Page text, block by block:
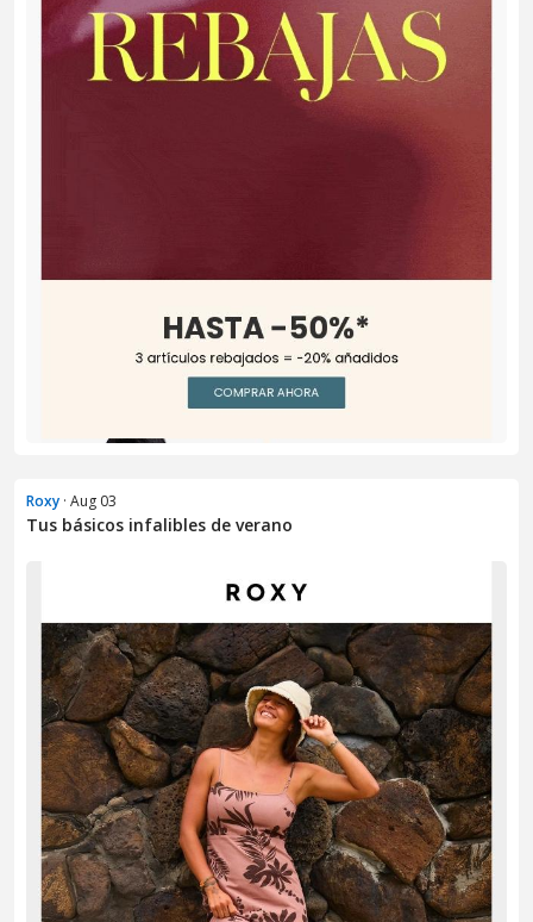
Roxy · Aug 03
Tus básicos infalibles de verano​